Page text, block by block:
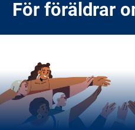
För föräldrar